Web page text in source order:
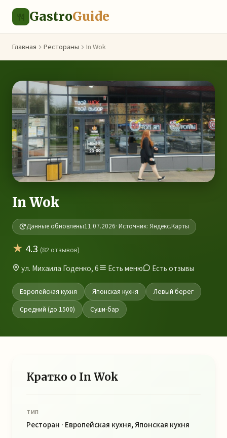
GastroGuide
Главная Рестораны In Wok
In Wok
Данные обновлены11.07.2026· Источник: Яндекс.Карты
★ 4.3 (82 отзывов)
ул. Михаила Годенко, 6 Есть меню Есть отзывы
Европейская кухня Японская кухня
Левый берег
Средний (до 1500)
Суши-бар
Кратко о In Wok
ТИП
Ресторан · Европейская кухня, Японская кухня